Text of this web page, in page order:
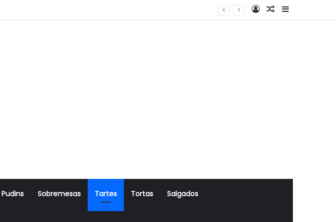
Log InArtigo Aleatório
Sidebar
Pudins Sobremesas Tartes Tortas Salgados